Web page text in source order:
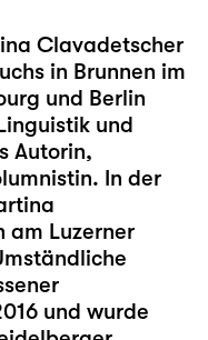
Clavadetscher
in Brunnen im
und Berlin
und
Autorin,
In der
am Luzerner
und wurde